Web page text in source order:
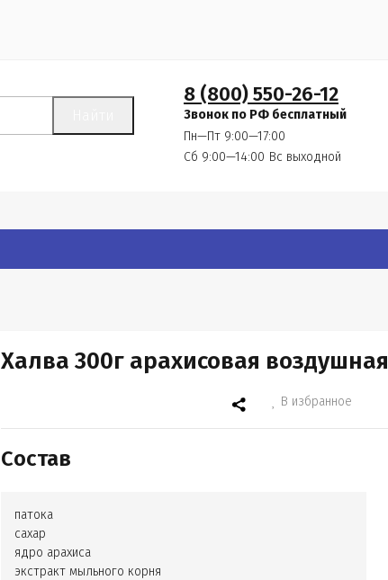
8 (800) 550-26-12
Звонок по РФ бесплатный
Пн—Пт 9:00—17:00
Сб 9:00—14:00 Вс выходной
Халва 300г арахисовая воздушная
В избранное
Состав
патока
сахар
ядро арахиса
экстракт мыльного корня